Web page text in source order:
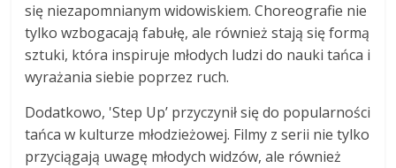
się niezapomnianym widowiskiem. Choreografie nie
tylko wzbogacają fabułę, ale również stają się formą
sztuki, która inspiruje młodych ludzi do nauki tańca i
wyrażania siebie poprzez ruch.
Dodatkowo, 'Step Up’ przyczynił się do popularności
tańca w kulturze młodzieżowej. Filmy z serii nie tylko
przyciągają uwagę młodych widzów, ale również